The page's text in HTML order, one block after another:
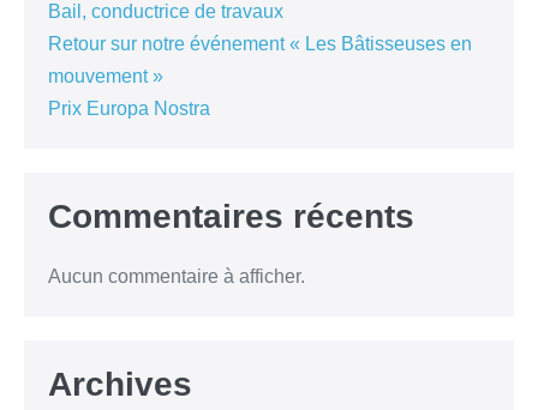
Bail, conductrice de travaux
Retour sur notre événement « Les Bâtisseuses en
mouvement »
Prix Europa Nostra
Commentaires récents
Aucun commentaire à afficher.
Archives